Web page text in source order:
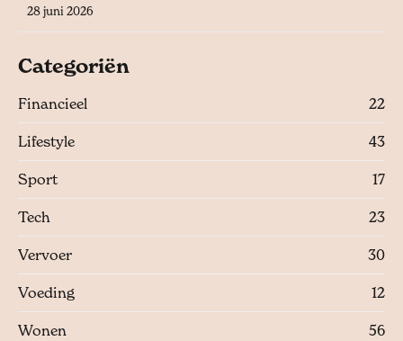
28 juni 2026
Categoriën
Financieel 22
Lifestyle 43
Sport 17
Tech 23
Vervoer 30
Voeding 12
Wonen 56